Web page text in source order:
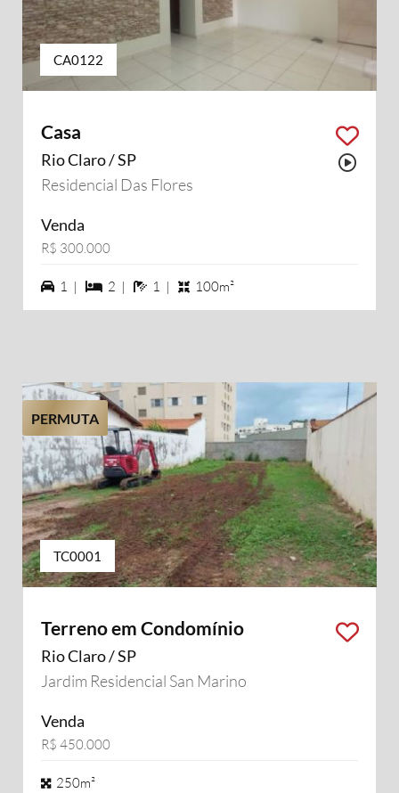
CA0122
Casa
Rio Claro / SP
Residencial Das Flores
Venda
R$ 300.000
1 vagas na garagem
1 | 2 dormiórios
2 | 1 banheiros
1 | 100m²
PERMUTA
TC0001
Terreno em Condomínio
Rio Claro / SP
Jardim Residencial San Marino
Venda
R$ 450.000
250m²